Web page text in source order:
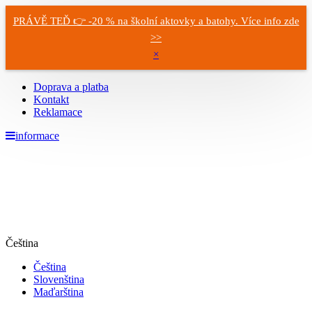
PRÁVĚ TEĎ 👉 -20 % na školní aktovky a batohy. Více info zde
>>
×
Doprava a platba
Kontakt
Reklamace
informace
Čeština
Čeština
Slovenština
Maďarština